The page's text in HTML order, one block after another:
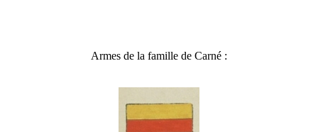
Armes de la famille de Carné :